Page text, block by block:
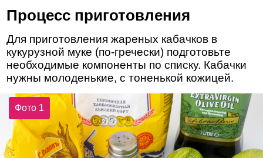
Процесс приготовления
Для приготовления жареных кабачков в
кукурузной муке (по-гречески) подготовьте
необходимые компоненты по списку. Кабачки
нужны молоденькие, с тоненькой кожицей.
Фото 1